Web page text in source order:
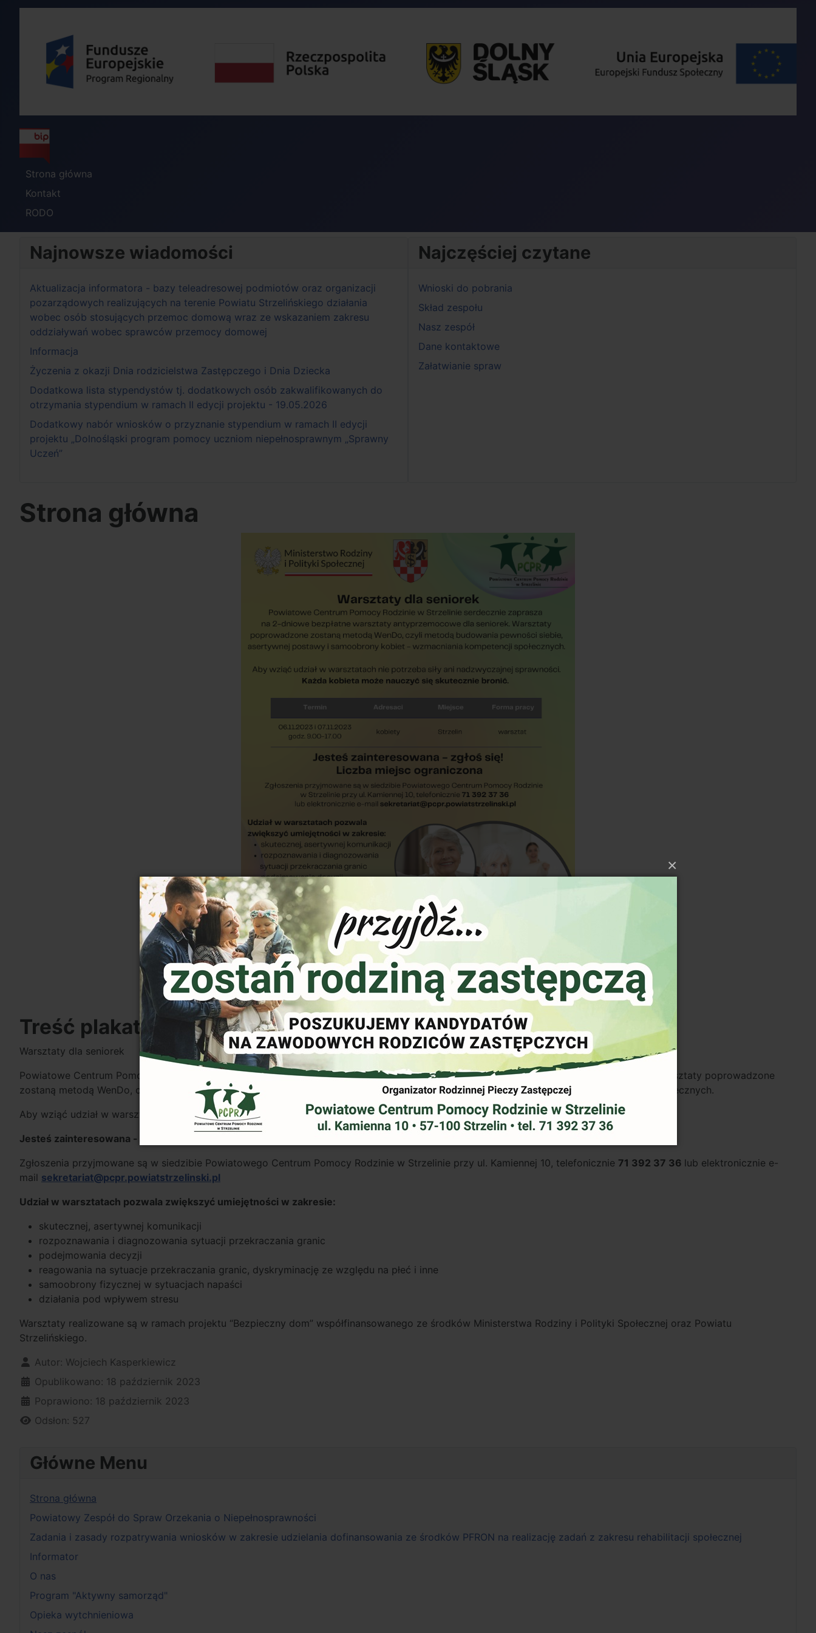
×
Strona główna
Kontakt
RODO
Najnowsze wiadomości
Aktualizacja informatora - bazy teleadresowej podmiotów oraz organizacji
pozarządowych realizujących na terenie Powiatu Strzelińskiego działania
wobec osób stosujących przemoc domową wraz ze wskazaniem zakresu
oddziaływań wobec sprawców przemocy domowej
Informacja
Życzenia z okazji Dnia rodzicielstwa Zastępczego i Dnia Dziecka
Dodatkowa lista stypendystów tj. dodatkowych osób zakwalifikowanych do
otrzymania stypendium w ramach II edycji projektu - 19.05.2026
Dodatkowy nabór wniosków o przyznanie stypendium w ramach II edycji
projektu „Dolnośląski program pomocy uczniom niepełnosprawnym „Sprawny
Uczeń”
Najczęściej czytane
Wnioski do pobrania
Skład zespołu
Nasz zespół
Dane kontaktowe
Załatwianie spraw
Główne Menu
Strona główna
Powiatowy Zespół do Spraw Orzekania o Niepełnosprawności
Zadania i zasady rozpatrywania wniosków w zakresie udzielania dofinansowania ze środków PFRON na realizację zadań z zakresu rehabilitacji społecznej
Informator
O nas
Program "Aktywny samorząd"
Opieka wytchnieniowa
Strona główna
Treść plakatu:
Warsztaty dla seniorek
Powiatowe Centrum Pomocy Rodzinie w Strzelinie serdecznie zaprasza na 2-dniowe bezpłatne warsztaty antyprzemocowe dla seniorek. Warsztaty poprowadzone
zostaną metodą WenDo, czyli metodą budowania pewności siebie, asertywnej postawy i samoobrony kobiet - wzmacniania kompetencji społecznych.
Aby wziąć udział w warsztatach nie potrzeba siły ani nadzwyczajnej sprawności.Każda kobieta może nauczyć się skutecznie bronić.
Jesteś zainteresowana - zgłoś się!
Zgłoszenia przyjmowane są w siedzibie Powiatowego Centrum Pomocy Rodzinie w Strzelinie przy ul. Kamiennej 10, telefonicznie 71 392 37 36 lub elektronicznie e-
mail sekretariat@pcpr.powiatstrzelinski.pl
Udział w warsztatach pozwala zwiększyć umiejętności w zakresie:
skutecznej, asertywnej komunikacji
rozpoznawania i diagnozowania sytuacji przekraczania granic
podejmowania decyzji
reagowania na sytuacje przekraczania granic, dyskryminację ze względu na płeć i inne
samoobrony fizycznej w sytuacjach napaści
działania pod wpływem stresu
Warsztaty realizowane są w ramach projektu “Bezpieczny dom” współfinansowanego ze środków Ministerstwa Rodziny i Polityki Społecznej oraz Powiatu
Strzelińskiego.
Szczegóły
Autor: Wojciech Kasperkiewicz
Opublikowano: 18 październik 2023
Poprawiono: 18 październik 2023
Odsłon: 527